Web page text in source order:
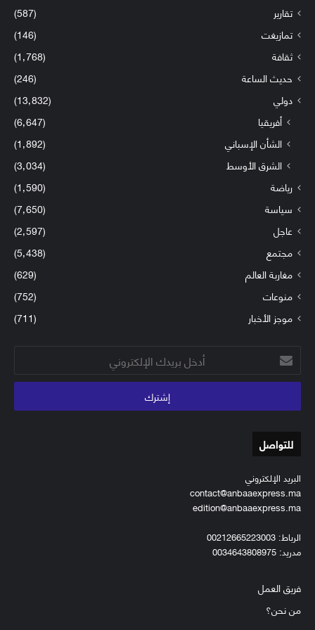
تقارير
(587)
تمازيغت
(146)
ثقافة
(1٬768)
حديث الساعة
(246)
دولي
(13٬832)
أفريقيا
(6٬647)
الشأن الإسباني
(1٬892)
الشرق الأوسط
(3٬034)
رياضة
(1٬590)
سياسة
(7٬650)
عاجل
(2٬597)
مجتمع
(5٬438)
مغاربة العالم
(629)
منوعات
(752)
موجز الأخبار
(711)
أدخل
بريدك
الإلكتروني
للتواصل
البريد الإلكتروني
contact@anbaaexpress.ma
edition@anbaaexpress.ma
الرباط: 00212665223003
مدريد: 0034643808975
فريق العمل
من نحن؟